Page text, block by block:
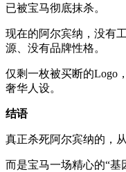
已被宝马彻底抹杀。
现在的阿尔宾纳，没有
源、没有品牌性格。
仅剩一枚被买断的Logo
奢华人设。
结语
真正杀死阿尔宾纳的，
而是宝马一场精心的“基